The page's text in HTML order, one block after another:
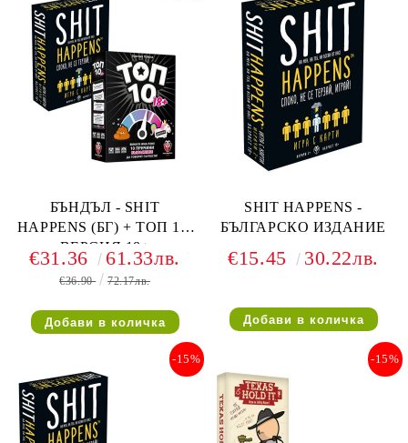
БЪНДЪЛ - SHIT
HAPPENS (БГ) + ТОП 10:
ВЕРСИЯ 18+
€31.36 61.33лв.
€36.90 72.17лв.
SHIT HAPPENS -
БЪЛГАРСКО ИЗДАНИЕ
€15.45 30.22лв.
-15% -15%